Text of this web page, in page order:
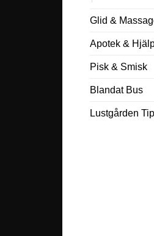
Glid &
Apotek &
Pisk & Smisk
Blandat Bus
Lustgården